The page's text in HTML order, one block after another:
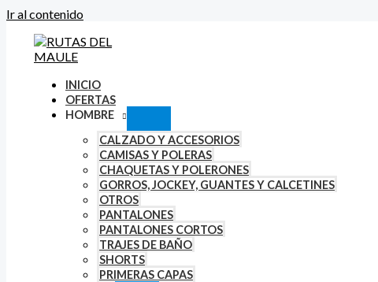
Ir al contenido
INICIO
OFERTAS
HOMBRE
CALZADO Y ACCESORIOS
CAMISAS Y POLERAS
CHAQUETAS Y POLERONES
GORROS, JOCKEY, GUANTES Y CALCETINES
OTROS
PANTALONES
PANTALONES CORTOS
TRAJES DE BAÑO
SHORTS
PRIMERAS CAPAS